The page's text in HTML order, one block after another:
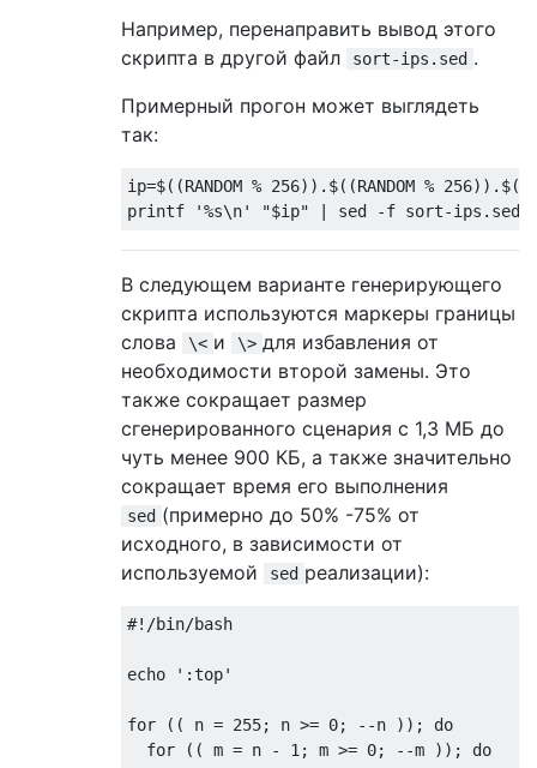
Например, перенаправить вывод этого
скрипта в другой файл
sort-ips.sed .
Примерный прогон может выглядеть
так:
ip=$((RANDOM % 256)).$((RANDOM %
В следующем варианте генерирующего
скрипта используются маркеры границы
слова
\< и \> для избавления от
необходимости второй замены. Это
также сокращает размер
сгенерированного сценария с 1,3 МБ до
чуть менее 900 КБ, а также значительно
сокращает время его выполнения
sed (примерно до 50% -75% от
исходного, в зависимости от
используемой
sed реализации):
#!/bin/bash
echo ':top'
for (( n = 255; n >= 0; --n )); do
  for (( m = n - 1; m >= 0; --m )); do